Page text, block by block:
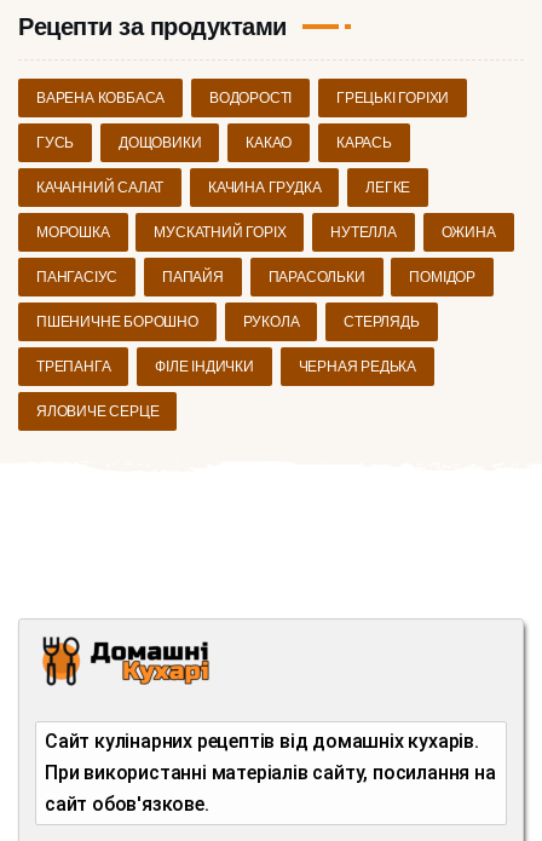
Рецепти за продуктами
ВАРЕНА КОВБАСА ВОДОРОСТІ ГРЕЦЬКІ ГОРІХИ
ГУСЬ ДОЩОВИКИ КАКАО КАРАСЬ
КАЧАННИЙ САЛАТ КАЧИНА ГРУДКА ЛЕГКЕ
МОРОШКА МУСКАТНИЙ ГОРІХ НУТЕЛЛА ОЖИНА
ПАНГАСІУС ПАПАЙЯ ПАРАСОЛЬКИ ПОМІДОР
ПШЕНИЧНЕ БОРОШНО РУКОЛА СТЕРЛЯДЬ
ТРЕПАНГА ФІЛЕ ІНДИЧКИ ЧЕРНАЯ РЕДЬКА
ЯЛОВИЧЕ СЕРЦЕ
Сайт кулінарних рецептів від домашніх кухарів.
При використанні матеріалів сайту, посилання на
сайт обов'язкове.